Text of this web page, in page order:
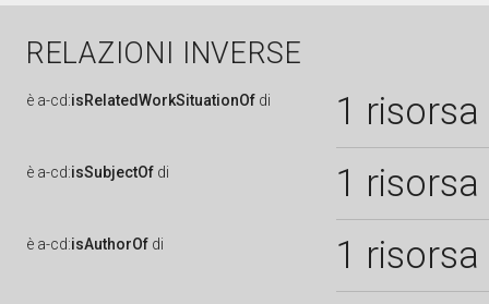
RELAZIONI INVERSE
è a-cd:isRelatedWorkSituationOf di 1 risorsa
è a-cd:isSubjectOf di 1 risorsa
è a-cd:isAuthorOf di 1 risorsa